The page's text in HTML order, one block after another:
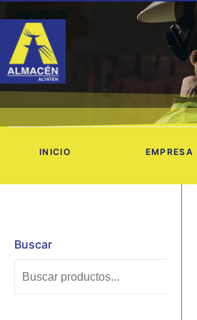
contenido
INICIO EMPRESA
Buscar